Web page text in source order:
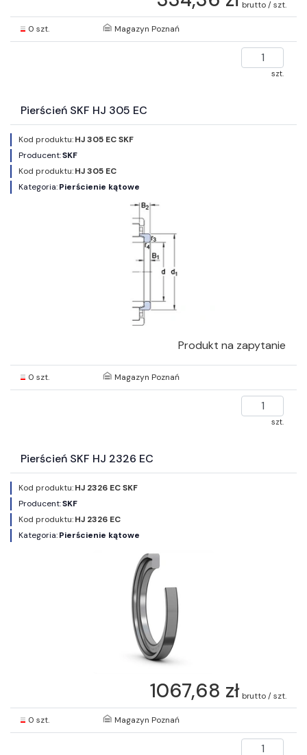
brutto / szt.
0 szt. Magazyn Poznań
szt.
Pierścień SKF HJ 305 EC
Kod produktu:HJ 305 EC SKF
Producent:SKF
Kod produktu:HJ 305 EC
Kategoria:Pierścienie kątowe
Produkt na zapytanie
0 szt. Magazyn Poznań
szt.
Pierścień SKF HJ 2326 EC
Kod produktu:HJ 2326 EC SKF
Producent:SKF
Kod produktu:HJ 2326 EC
Kategoria:Pierścienie kątowe
1067,68 zł brutto / szt.
0 szt. Magazyn Poznań